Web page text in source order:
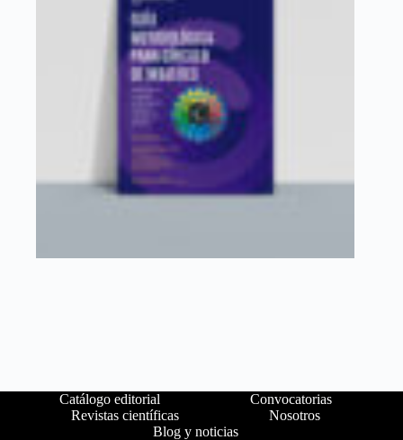
Catálogo editorial
Convocatorias
Revistas científicas
Nosotros
Blog y noticias